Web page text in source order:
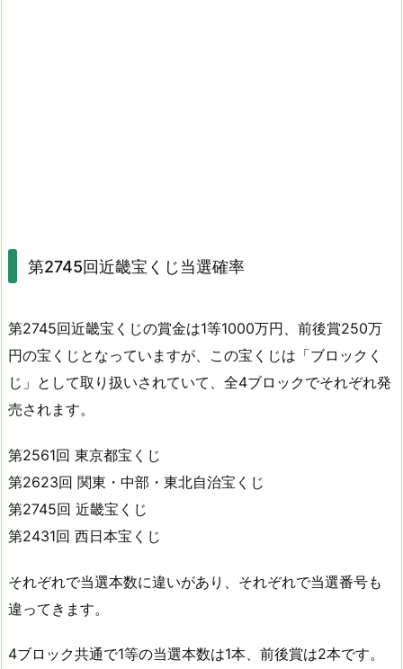
第2745回近畿宝くじ当選確率
第2745回近畿宝くじの賞金は1等1000万円、前後賞250万
円の宝くじとなっていますが、この宝くじは「ブロックく
じ」として取り扱いされていて、全4ブロックでそれぞれ発
売されます。
第2561回 東京都宝くじ
第2623回 関東・中部・東北自治宝くじ
第2745回 近畿宝くじ
第2431回 西日本宝くじ
それぞれで当選本数に違いがあり、それぞれで当選番号も
違ってきます。
4ブロック共通で1等の当選本数は1本、前後賞は2本です。